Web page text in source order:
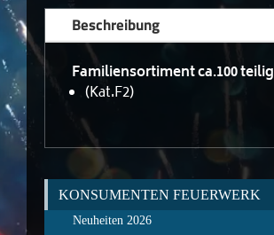
Beschreibung
Familiensortiment ca.100 teilig
(Kat.F2)
KONSUMENTEN FEUERWERK
Neuheiten 2026